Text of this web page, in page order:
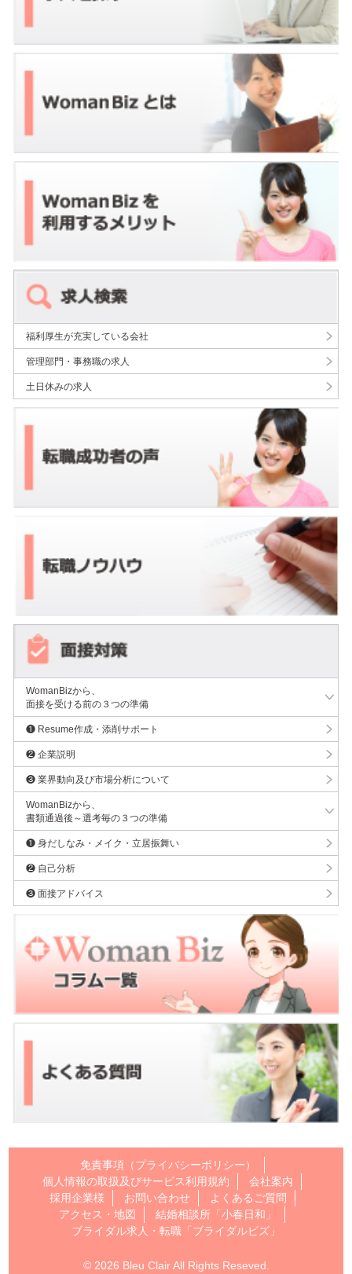
福利厚生が充実している会社
管理部門・事務職の求人
土日休みの求人
WomanBizから、
面接を受ける前の３つの準備
❶ Resume作成・添削サポート
❷ 企業説明
❸ 業界動向及び市場分析について
WomanBizから、
書類通過後～選考毎の３つの準備
❶ 身だしなみ・メイク・立居振舞い
❷ 自己分析
❸ 面接アドバイス
免責事項（プライバシーポリシー）
個人情報の取扱及びサービス利用規約
会社案内
採用企業様
お問い合わせ
よくあるご質問
アクセス・地図
結婚相談所「小春日和」
ブライダル求人・転職「ブライダルビズ」
© 2026 Bleu Clair All Rights Reseved.